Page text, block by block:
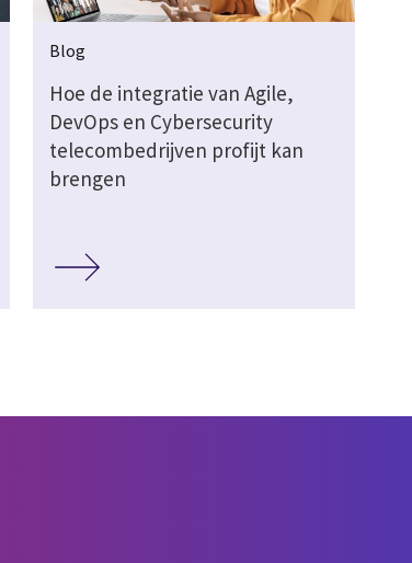
Blog
Hoe de integratie van Agile,
DevOps en Cybersecurity
telecombedrijven profijt kan
brengen